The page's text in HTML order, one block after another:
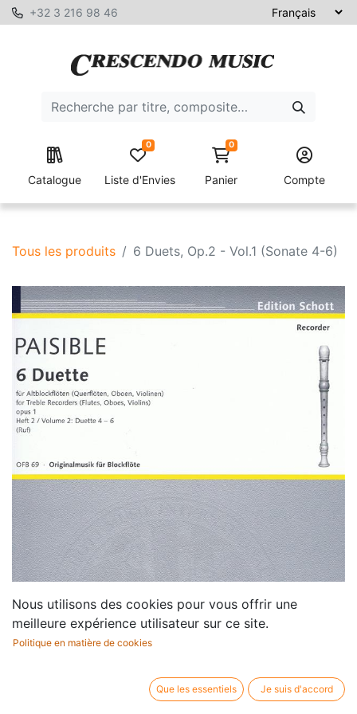
+32 3 216 98 46
Catalogue Liste d'Envies
0 0
Panier Compte
Tous les produits 6 Duets, Op.2 - Vol.1 (Sonate 4-6)
Nous utilisons des cookies pour vous offrir une
meilleure expérience utilisateur sur ce site.
Politique en matière de cookies
Que les essentiels Je suis d'accord